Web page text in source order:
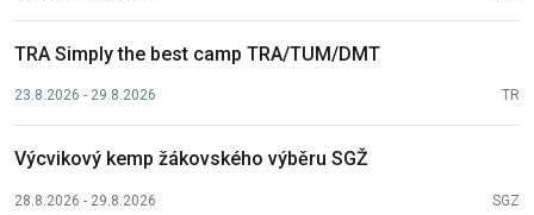
TRA Simply the best camp TRA/TUM/DMT
23.8.2026 - 29.8.2026 TR
Výcvikový kemp žákovského výběru SGŽ
28.8.2026 - 29.8.2026 SGZ